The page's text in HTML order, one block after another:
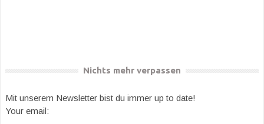
Nichts mehr verpassen
Mit unserem Newsletter bist du immer up to date!
Your email: